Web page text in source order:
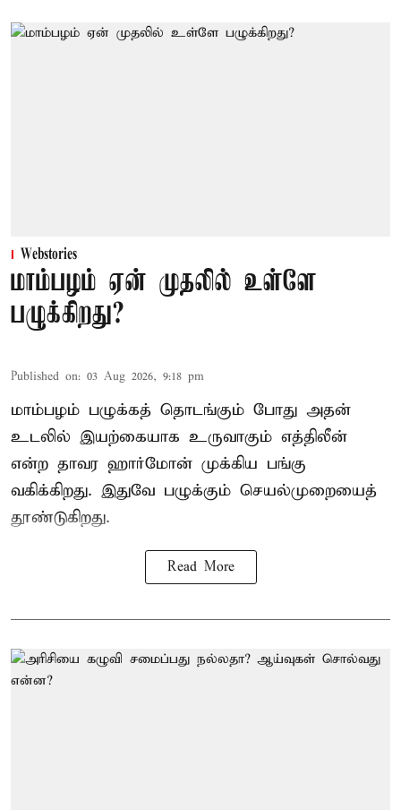
Webstories
மாம்பழம் ஏன் முதலில் உள்ளே
பழுக்கிறது?
Published on: 03 Aug 2026, 9:18 pm
மாம்பழம் பழுக்கத் தொடங்கும் போது அதன்
உடலில் இயற்கையாக உருவாகும் எத்திலீன்
என்ற தாவர ஹார்மோன் முக்கிய பங்கு
வகிக்கிறது. இதுவே பழுக்கும் செயல்முறையைத்
தூண்டுகிறது.
Read More